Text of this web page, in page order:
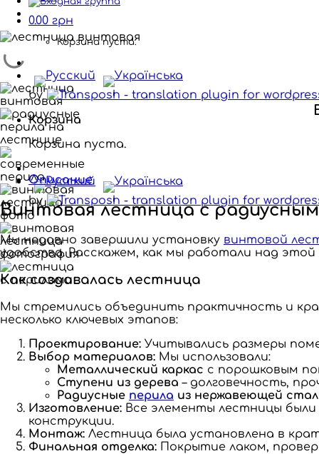
0.00 грн
Корзина пуста.
by
Корзина
Корзина пуста.
by
Описание
Винтовая лестница с
Мы недавно завершили установку винтовой
удобства. Расскажем, как мы работали над
Как создавалась лестница
Мы стремились объединить практичность и
несколько ключевых этапов:
Проектирование: Учитывались размеры
Выбор материалов: Мы использовали:
Металлический каркас с порошковым
Ступени из дерева – долговечность,
Радиусные перила из нержавеющей
Изготовление: Все элементы лестницы
конструкции.
Монтаж: Лестница была установлена в
Финальная отделка: Покрытие лаком,